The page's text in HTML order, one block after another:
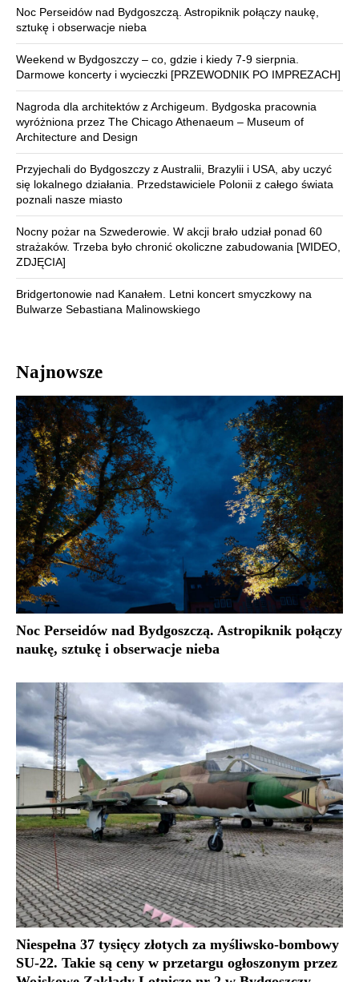
Noc Perseidów nad Bydgoszczą. Astropiknik połączy naukę,
sztukę i obserwacje nieba
Weekend w Bydgoszczy – co, gdzie i kiedy 7-9 sierpnia.
Darmowe koncerty i wycieczki [PRZEWODNIK PO IMPREZACH]
Nagroda dla architektów z Archigeum. Bydgoska pracownia
wyróżniona przez The Chicago Athenaeum – Museum of
Architecture and Design
Przyjechali do Bydgoszczy z Australii, Brazylii i USA, aby uczyć
się lokalnego działania. Przedstawiciele Polonii z całego świata
poznali nasze miasto
Nocny pożar na Szwederowie. W akcji brało udział ponad 60
strażaków. Trzeba było chronić okoliczne zabudowania [WIDEO,
ZDJĘCIA]
Bridgertonowie nad Kanałem. Letni koncert smyczkowy na
Bulwarze Sebastiana Malinowskiego
Najnowsze
Noc Perseidów nad Bydgoszczą. Astropiknik połączy
naukę, sztukę i obserwacje nieba
Niespełna 37 tysięcy złotych za myśliwsko-bombowy
SU-22. Takie są ceny w przetargu ogłoszonym przez